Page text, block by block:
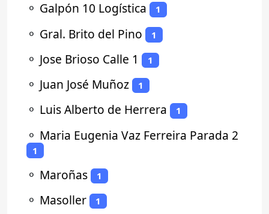
⚬ Galpón 10 Logística 1
⚬ Gral. Brito del Pino 1
⚬ Jose Brioso Calle 1 1
⚬ Juan José Muñoz 1
⚬ Luis Alberto de Herrera 1
⚬ Maria Eugenia Vaz Ferreira Parada 2
1
⚬ Maroñas 1
⚬ Masoller 1